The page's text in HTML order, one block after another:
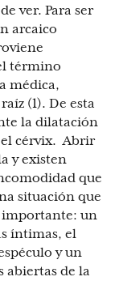
ver. Para ser
arcaico
término
médica,
(1). De esta
la dilatación
el cérvix. Abrir
y existen
que
situación que
importante: un
íntimas, el
y un
abiertas de la